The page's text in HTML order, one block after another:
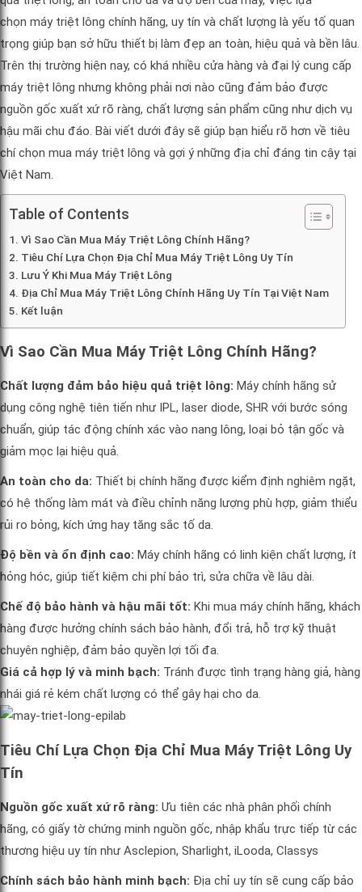
chọn máy triệt lông chính hãng, uy tín và chất lượng là yếu tố quan
trọng giúp bạn sở hữu thiết bị làm đẹp an toàn, hiệu quả và bền lâu.
Trên thị trường hiện nay, có khá nhiều cửa hàng và đại lý cung cấp
máy triệt lông nhưng không phải nơi nào cũng đảm bảo được
nguồn gốc xuất xứ rõ ràng, chất lượng sản phẩm cũng như dịch vụ
hậu mãi chu đáo. Bài viết dưới đây sẽ giúp bạn hiểu rõ hơn về tiêu
chí chọn mua máy triệt lông và gợi ý những địa chỉ đáng tin cậy tại
Việt Nam.
Table of Contents
Vì Sao Cần Mua Máy Triệt Lông Chính Hãng?
Tiêu Chí Lựa Chọn Địa Chỉ Mua Máy Triệt Lông Uy Tín
Lưu Ý Khi Mua Máy Triệt Lông
Địa Chỉ Mua Máy Triệt Lông Chính Hãng Uy Tín Tại Việt Nam
Kết luận
Vì Sao Cần Mua Máy Triệt Lông Chính Hãng?
Chất lượng đảm bảo hiệu quả triệt lông: Máy chính hãng sử
dụng công nghệ tiên tiến như IPL, laser diode, SHR với bước sóng
chuẩn, giúp tác động chính xác vào nang lông, loại bỏ tận gốc và
giảm mọc lại hiệu quả.
An toàn cho da: Thiết bị chính hãng được kiểm định nghiêm ngặt,
có hệ thống làm mát và điều chỉnh năng lượng phù hợp, giảm thiểu
rủi ro bỏng, kích ứng hay tăng sắc tố da.
Độ bền và ổn định cao: Máy chính hãng có linh kiện chất lượng, ít
hỏng hóc, giúp tiết kiệm chi phí bảo trì, sửa chữa về lâu dài.
Chế độ bảo hành và hậu mãi tốt: Khi mua máy chính hãng, khách
hàng được hưởng chính sách bảo hành, đổi trả, hỗ trợ kỹ thuật
chuyên nghiệp, đảm bảo quyền lợi tối đa.
Giá cả hợp lý và minh bạch: Tránh được tình trạng hàng giả, hàng
nhái giá rẻ kém chất lượng có thể gây hại cho da.
Tiêu Chí Lựa Chọn Địa Chỉ Mua Máy Triệt Lông Uy
Tín
Nguồn gốc xuất xứ rõ ràng: Ưu tiên các nhà phân phối chính
hãng, có giấy tờ chứng minh nguồn gốc, nhập khẩu trực tiếp từ các
thương hiệu uy tín như Asclepion, Sharlight, iLooda, Classys
Chính sách bảo hành minh bạch: Địa chỉ uy tín sẽ cung cấp bảo